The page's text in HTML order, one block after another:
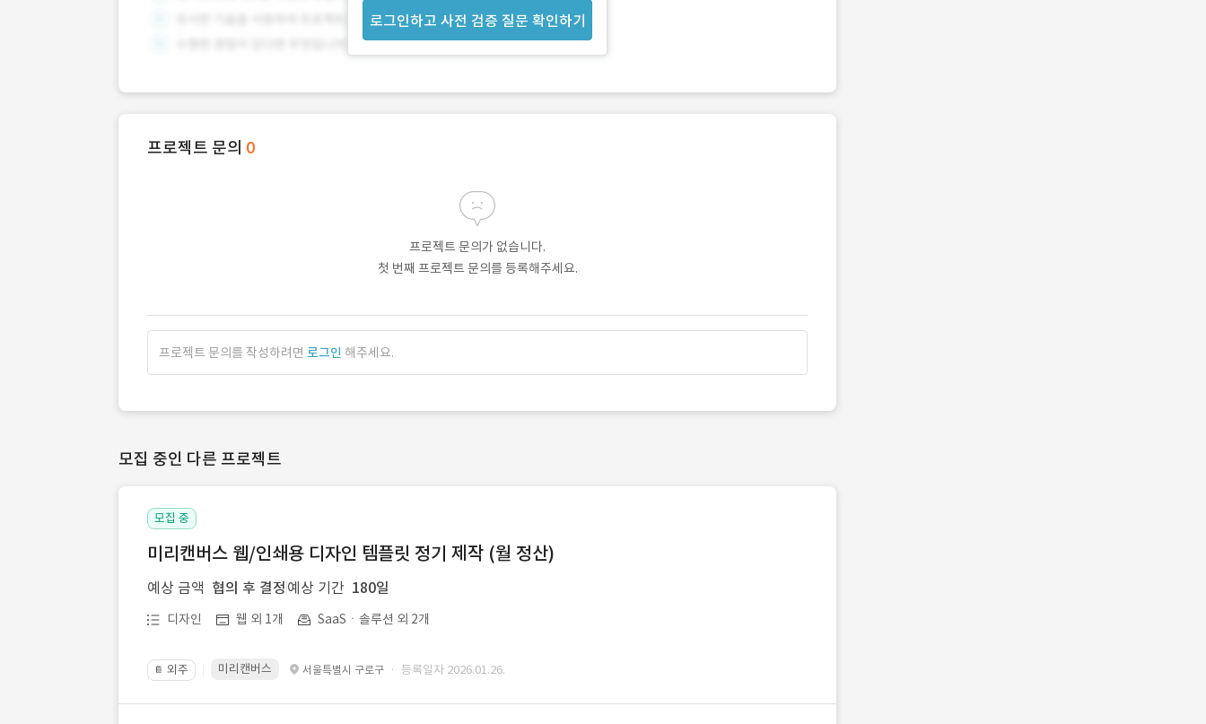
로그인하고 사전 검증 질문 확인하기
프로젝트 문의 0
프로젝트 문의가 없습니다.
첫 번째 프로젝트 문의를 등록해주세요.
프로젝트 문의를 작성하려면 로그인 해주세요.
모집 중인 다른 프로젝트
모집 중
미리캔버스 웹/인쇄용 디자인 템플릿 정기 제작 (월 정산)
예상 금액 협의 후 결정 예상 기간 180일
디자인 웹 외 1개 SaaSㆍ솔루션 외 2개
📔 외주 미리캔버스 서울특별시 구로구 · 등록일자 2026.01.26.